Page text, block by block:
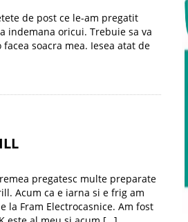
de post ce le-am pregatit
indemana oricui. Trebuie sa va
soacra mea. Iesea atat de
pregatesc multe preparate
Acum ca e iarna si e frig am
Fram Electrocasnice. Am fost